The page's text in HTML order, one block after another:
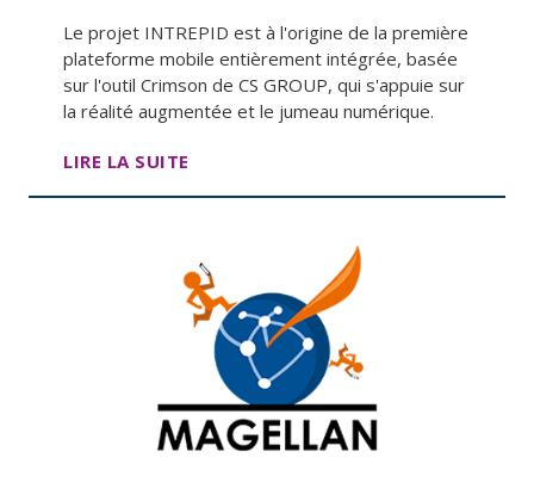
Le projet INTREPID est à l'origine de la première
plateforme mobile entièrement intégrée, basée
sur l'outil Crimson de CS GROUP, qui s'appuie sur
la réalité augmentée et le jumeau numérique.
LIRE LA SUITE